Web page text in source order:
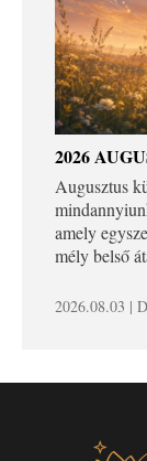
2026
Augusztus
amely
mély belső
2026.08.03 |